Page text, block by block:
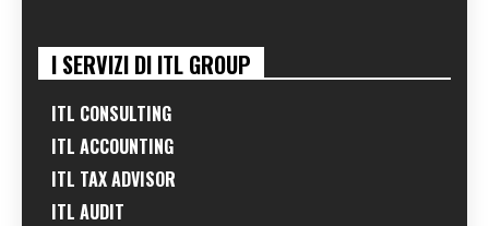
I SERVIZI DI ITL GROUP
ITL CONSULTING
ITL ACCOUNTING
ITL TAX ADVISOR
ITL AUDIT